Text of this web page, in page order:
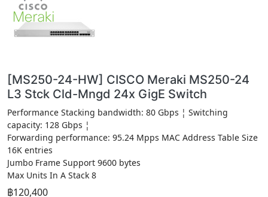
[MS250-24-HW] CISCO Meraki MS250-24
L3 Stck Cld-Mngd 24x GigE Switch
Performance Stacking bandwidth: 80 Gbps ¦ Switching
capacity: 128 Gbps ¦
Forwarding performance: 95.24 Mpps MAC Address Table Size
16K entries
Jumbo Frame Support 9600 bytes
Max Units In A Stack 8
฿120,400